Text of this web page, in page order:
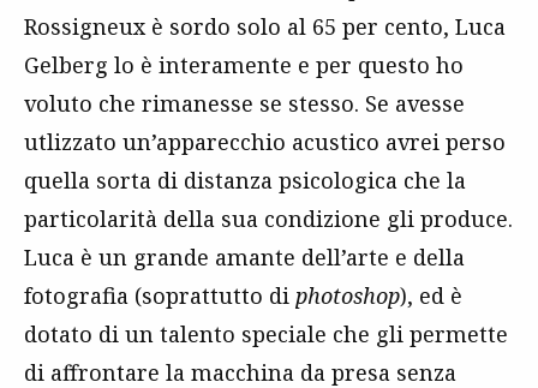
Rossigneux è sordo solo al 65 per cento, Luca
Gelberg lo è interamente e per questo ho
voluto che rimanesse se stesso. Se avesse
utlizzato un’apparecchio acustico avrei perso
quella sorta di distanza psicologica che la
particolarità della sua condizione gli produce.
Luca è un grande amante dell’arte e della
fotografia (soprattutto di photoshop), ed è
dotato di un talento speciale che gli permette
di affrontare la macchina da presa senza